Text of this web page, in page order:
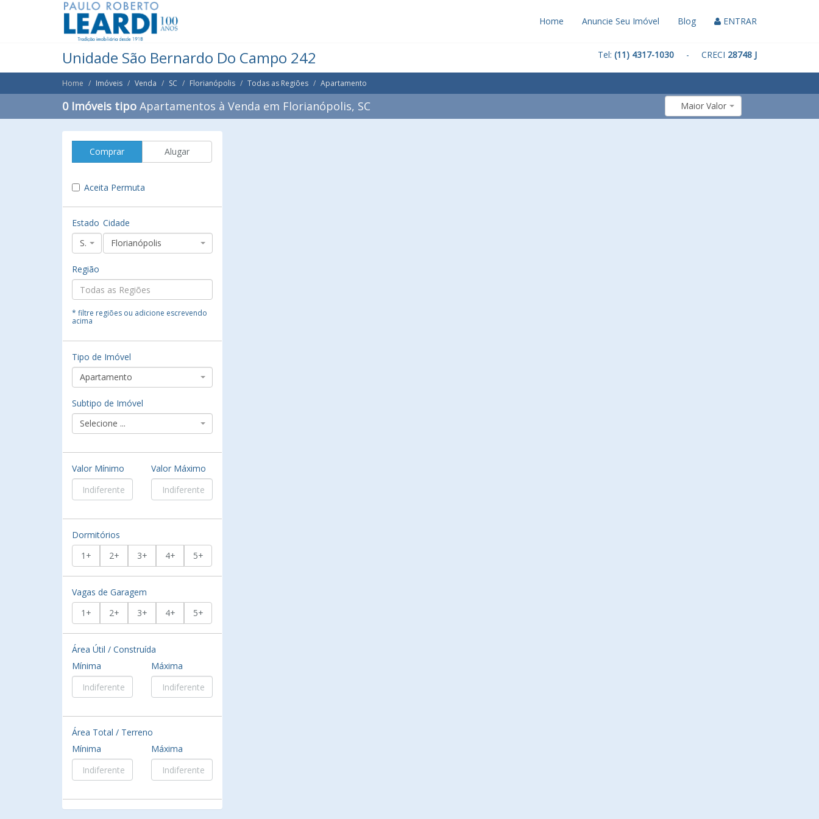
Home Anuncie Seu Imóvel Blog ENTRAR
Unidade São Bernardo Do Campo 242 Tel: (11) 4317-1030 - CRECI 28748 J
Home Imóveis Venda SC Florianópolis Todas as Regiões Apartamento
0 Imóveis tipo Apartamentos à Venda em Florianópolis, SC Maior Valor
Comprar Alugar
Aceita Permuta
Estado
SC
Cidade
Florianópolis
Região
* filtre regiões ou adicione escrevendo
acima
Tipo de Imóvel
Apartamento
Subtipo de Imóvel
Selecione ...
Valor Mínimo Valor Máximo
Dormitórios
1+
2+ 3+ 4+ 5+
Vagas de Garagem
1+
2+ 3+ 4+ 5+
Área Útil / Construída
Mínima
Máxima
Área Total / Terreno
Mínima
Máxima